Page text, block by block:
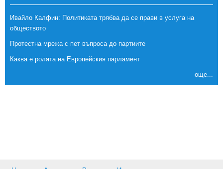
Ивайло Калфин: Политиката трябва да се прави в услуга на
обществото
Протестна мрежа с пет въпроса до партиите
Каква е ролята на Европейския парламент
още...